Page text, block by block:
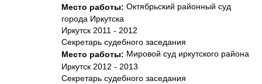
Место работы: Октябрьский районный суд
города Иркутска
Иркутск 2011 - 2012
Секретарь судебного заседания
Место работы: Мировой суд иркутского района
Иркутск 2012 - 2013
Секретарь судебного заседания